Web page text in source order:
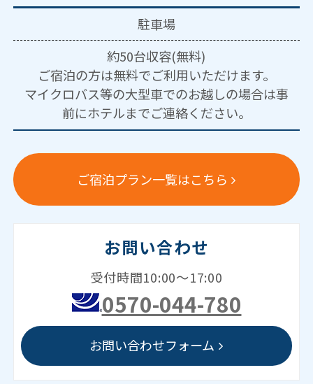
駐車場
約50台収容(無料)
ご宿泊の方は無料でご利用いただけます。
マイクロバス等の大型車でのお越しの場合は事
前にホテルまでご連絡ください。
ご宿泊プラン一覧はこちら
お問い合わせ
受付時間10:00～17:00
0570-044-780
お問い合わせフォーム